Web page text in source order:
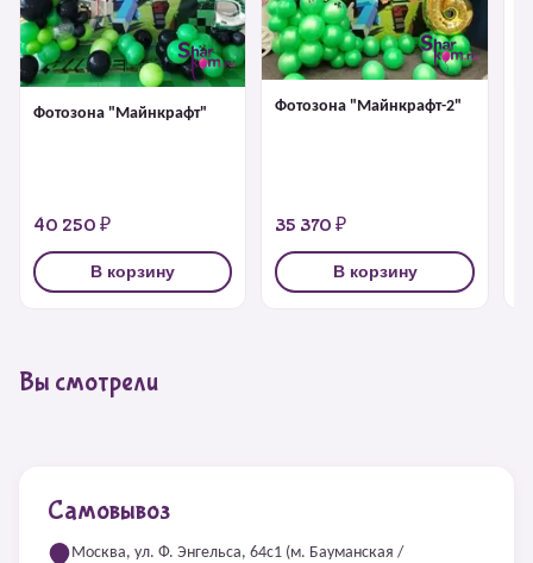
Фотозона "Майнкрафт"
40 250 ₽
В корзину
Фотозона "Майнкрафт-2"
35 370 ₽
В корзину
Вы смотрели
Самовывоз
Москва, ул. Ф. Энгельса, 64с1 (м. Бауманская /